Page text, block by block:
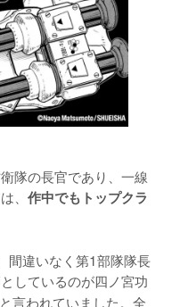
隊の長官であり、一線
、 作中でもトップクラ
間違いなく第1部隊隊長
しているのが四ノ宮功
と言われていました。全